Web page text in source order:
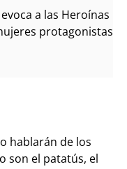
a las Heroínas
protagonistas
hablarán de los
son el patatús, el